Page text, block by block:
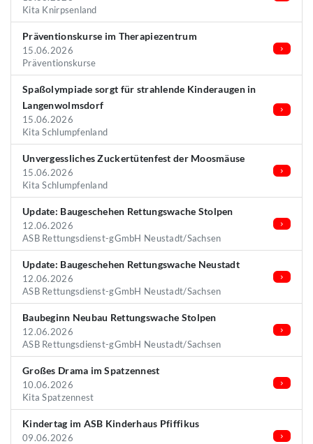
Kita Knirpsenland
Präventionskurse im Therapiezentrum
15.06.2026
Präventionskurse
Spaßolympiade sorgt für strahlende Kinderaugen in
Langenwolmsdorf
15.06.2026
Kita Schlumpfenland
Unvergessliches Zuckertütenfest der Moosmäuse
15.06.2026
Kita Schlumpfenland
Update: Baugeschehen Rettungswache Stolpen
12.06.2026
ASB Rettungsdienst-gGmbH Neustadt/Sachsen
Update: Baugeschehen Rettungswache Neustadt
12.06.2026
ASB Rettungsdienst-gGmbH Neustadt/Sachsen
Baubeginn Neubau Rettungswache Stolpen
12.06.2026
ASB Rettungsdienst-gGmbH Neustadt/Sachsen
Großes Drama im Spatzennest
10.06.2026
Kita Spatzennest
Kindertag im ASB Kinderhaus Pfiffikus
09.06.2026